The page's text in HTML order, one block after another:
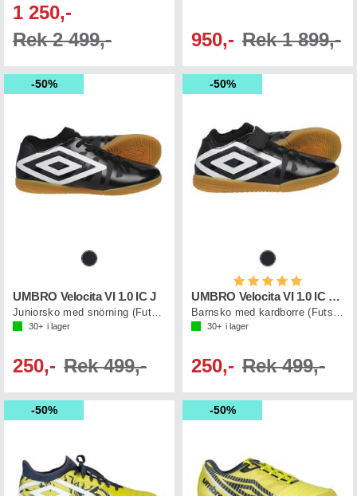
1 250,-
Rek 2 499,-
950,- Rek 1 899,-
50%
UMBRO Velocita VI 1.0 IC J
Juniorsko med snörning (Futsal)
30+ i lager
250,- Rek 499,-
50%
Betyg:
UMBRO Velocita VI 1.0 IC VE J
30+ i lager
250,- Rek 499,-
50% 50%